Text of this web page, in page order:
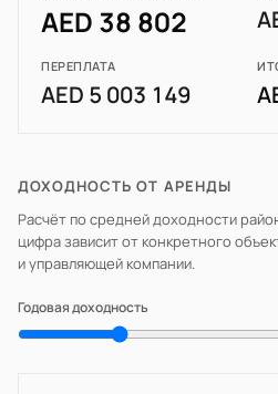
AED 38 802
ПЕРЕПЛАТА
AED 5 003 149
ДОХОДНОСТЬ ОТ АРЕНДЫ
Расчёт по средней доходности
цифра зависит от конкретного
и управляющей компании.
Годовая доходность